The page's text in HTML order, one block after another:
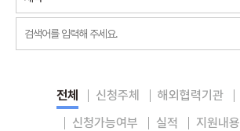
전체 신청주체 해외협력기관
신청가능여부
실적 지원내용